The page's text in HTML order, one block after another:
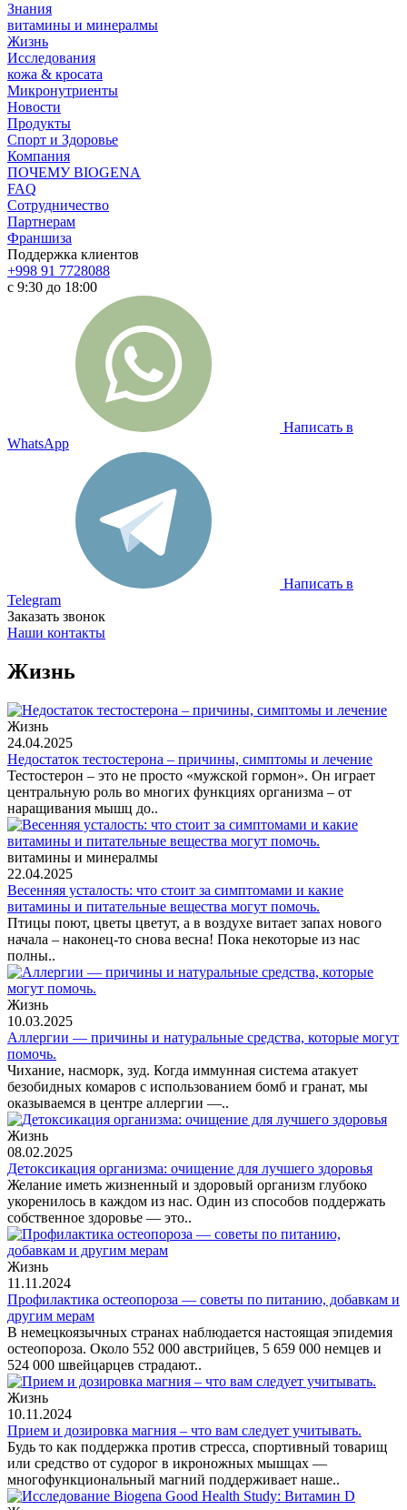
Знания
витамины и минералмы
Жизнь
Исследования
кожа & кросата
Микронутриенты
Новости
Продукты
Спорт и Здоровье
Компания
ПОЧЕМУ BIOGENA
FAQ
Сотрудничество
Партнерам
Франшиза
Поддержка клиентов
+998 91 7728088
с 9:30 до 18:00
Написать в
WhatsApp
Написать в
Telegram
Заказать звонок
Наши контакты
Жизнь
Жизнь
24.04.2025
Недостаток тестостерона – причины, симптомы и лечение
Тестостерон – это не просто «мужской гормон». Он играет
центральную роль во многих функциях организма – от
наращивания мышц до..
витамины и минералмы
22.04.2025
Весенняя усталость: что стоит за симптомами и какие
витамины и питательные вещества могут помочь.
Птицы поют, цветы цветут, а в воздухе витает запах нового
начала – наконец-то снова весна! Пока некоторые из нас
полны..
Жизнь
10.03.2025
Аллергии — причины и натуральные средства, которые могут
помочь.
Чихание, насморк, зуд. Когда иммунная система атакует
безобидных комаров с использованием бомб и гранат, мы
оказываемся в центре аллергии —..
Жизнь
08.02.2025
Детоксикация организма: очищение для лучшего здоровья
Желание иметь жизненный и здоровый организм глубоко
укоренилось в каждом из нас. Один из способов поддержать
собственное здоровье — это..
Жизнь
11.11.2024
Профилактика остеопороза — советы по питанию, добавкам и
другим мерам
В немецкоязычных странах наблюдается настоящая эпидемия
остеопороза. Около 552 000 австрийцев, 5 659 000 немцев и
524 000 швейцарцев страдают..
Жизнь
10.11.2024
Прием и дозировка магния – что вам следует учитывать.
Будь то как поддержка против стресса, спортивный товарищ
или средство от судорог в икроножных мышцах —
многофункциональный магний поддерживает наше..